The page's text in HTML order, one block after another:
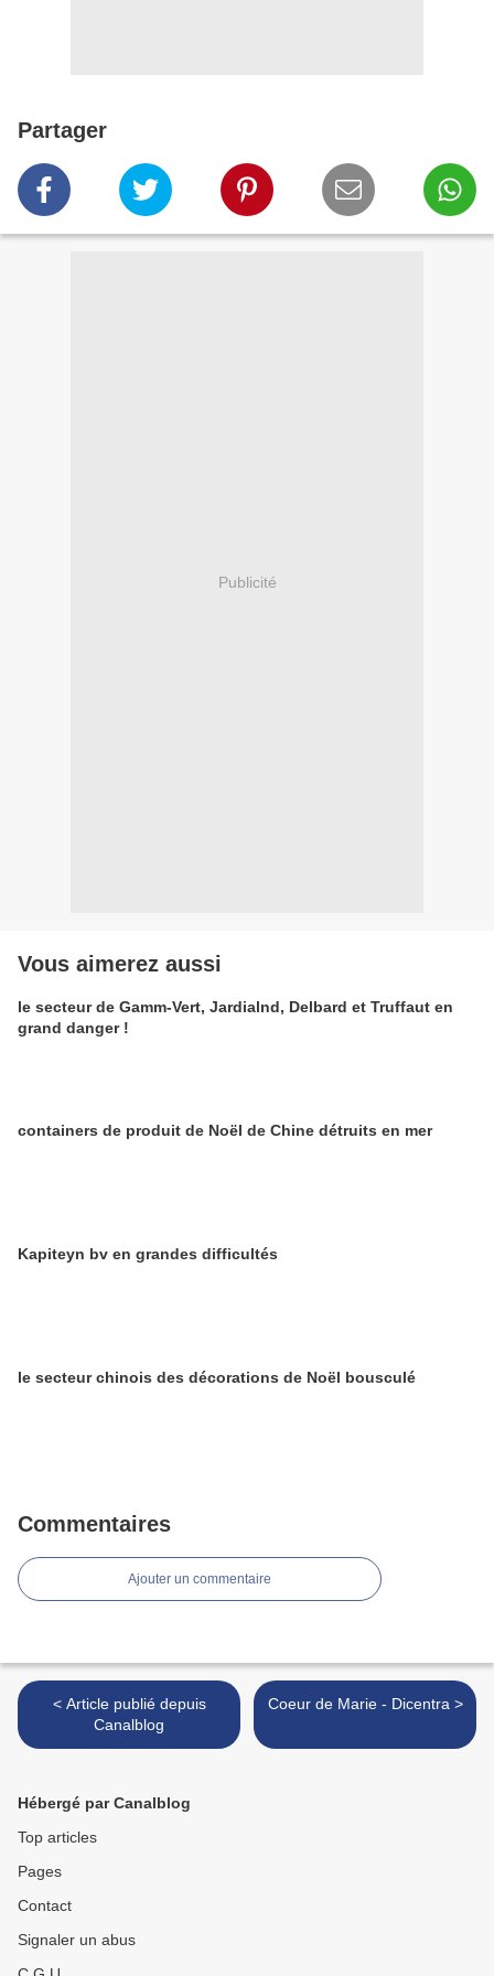
Partager
Publicité
Vous aimerez aussi
le secteur de Gamm-Vert, Jardialnd, Delbard et Truffaut en
grand danger !
containers de produit de Noël de Chine détruits en mer
Kapiteyn bv en grandes difficultés
le secteur chinois des décorations de Noël bousculé
Commentaires
Ajouter un commentaire
< Article publié depuis
Canalblog
Coeur de Marie - Dicentra >
Hébergé par Canalblog
Top articles
Pages
Contact
Signaler un abus